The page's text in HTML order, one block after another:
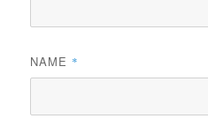
NAME *